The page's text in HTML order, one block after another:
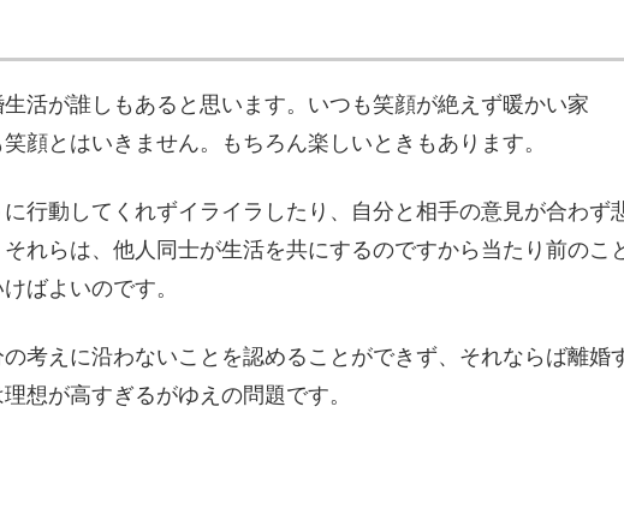
活が誰しもあると思います。いつも笑顔が絶えず暖かい家
顔とはいきません。もちろん楽しいときもあります。
行動してくれずイライラしたり、自分と相手の意見が合わず
れらは、他人同士が生活を共にするのですから当たり前のこ
ばよいのです。
考えに沿わないことを認めることができず、それならば離婚
想が高すぎるがゆえの問題です。